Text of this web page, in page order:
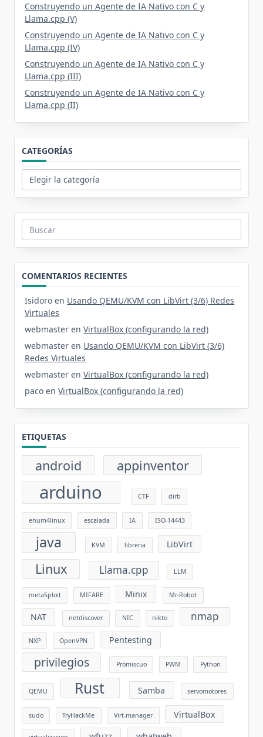
Construyendo un Agente de IA Nativo con C y
Llama.cpp (V)
Construyendo un Agente de IA Nativo con C y
Llama.cpp (IV)
Construyendo un Agente de IA Nativo con C y
Llama.cpp (III)
Construyendo un Agente de IA Nativo con C y
Llama.cpp (II)
CATEGORÍAS
Categorías
Buscar:
COMENTARIOS RECIENTES
Isidoro en Usando QEMU/KVM con LibVirt (3/6) Redes
Virtuales
webmaster enVirtualBox (configurando la red)
webmaster en Usando QEMU/KVM con LibVirt (3/6)
Redes Virtuales
webmaster enVirtualBox (configurando la red)
paco enVirtualBox (configurando la red)
ETIQUETAS
android appinventor
arduino CTF dirb
enum4linux escalada IA ISO-14443
java KVM libreria LibVirt
Linux Llama.cpp LLM
metaSploit MIFARE Minix Mr-Robot
NAT netdiscover NIC nikto nmap
NXP OpenVPN Pentesting
privilegios Promiscuo PWM Python
QEMU Rust Samba servomotores
sudo TryHackMe Virt-manager VirtualBox